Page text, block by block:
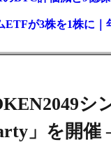
ETFが3株を1株に｜
シ
」を開